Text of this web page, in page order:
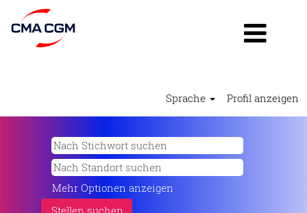
Sprache Profil anzeigen
Mehr Optionen anzeigen